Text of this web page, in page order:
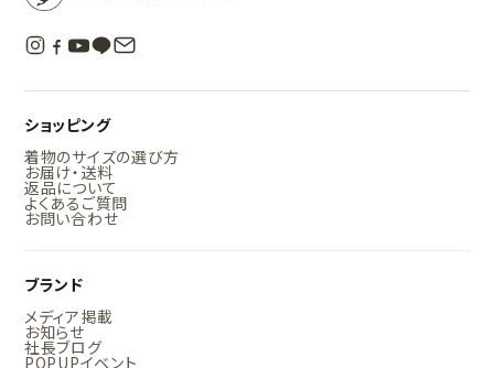
ショッピング
着物のサイズの選び方
お届け・送料
返品について
よくあるご質問
お問い合わせ
ブランド
メディア掲載
お知らせ
社長ブログ
POPUPイベント